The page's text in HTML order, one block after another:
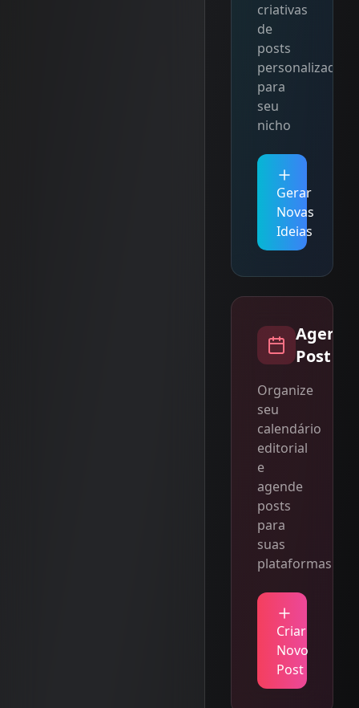
criativas
de
posts
personalizadas
para
seu
nicho
Gerar
Novas
Ideias
Post
Organize
seu
calendário
editorial
e
agende
posts
para
suas
plataformas
Criar
Novo
Post